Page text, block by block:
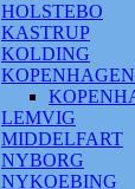
HOLSTEBO
KASTRUP
KOLDING
LEMVIG
MIDDELFART
NYBORG
NYKOEBING